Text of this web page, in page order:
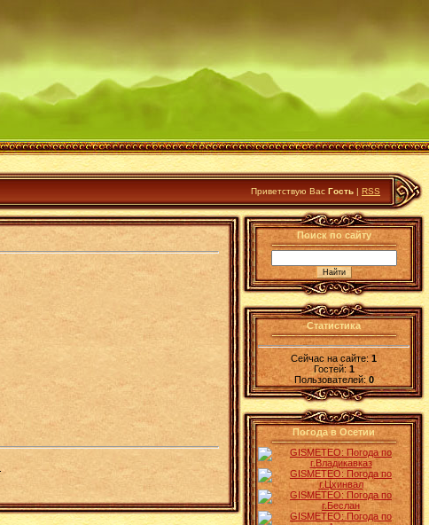
Приветствую Вас Гость | RSS
Поиск по сайту
Статистика
Сейчас на сайте: 1
Гостей:1
Пользователей: 0
Погода в Осетии